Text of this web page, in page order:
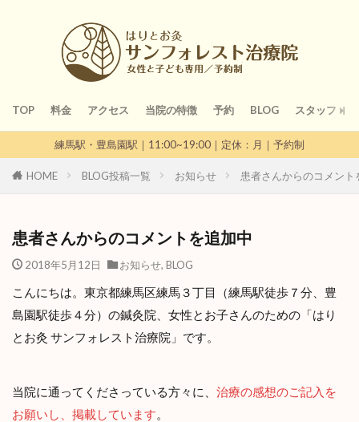
TOP 料金 アクセス 当院の特徴 予約 BLOG スタッフ
練馬駅・豊島園駅｜11:00~19:00｜定休：月｜予約制
HOME BLOG投稿一覧 お知らせ 患者さんからのコメント
患者さんからのコメントを追加中
2018年5月12日 お知らせ, BLOG
こんにちは。東京都練馬区練馬３丁目（練馬駅徒歩７分、豊
島園駅徒歩４分）の鍼灸院、女性とお子さんのための「はり
とお灸 サンフォレスト治療院」です。
当院に通ってくださっている方々に、 治療の感想のご記入を
お願いし、掲載しています